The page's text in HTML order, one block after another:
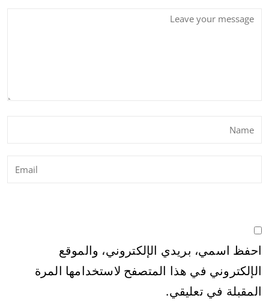
احفظ اسمي، بريدي الإلكتروني، والموقع
الإلكتروني في هذا المتصفح لاستخدامها المرة
المقبلة في تعليقي.